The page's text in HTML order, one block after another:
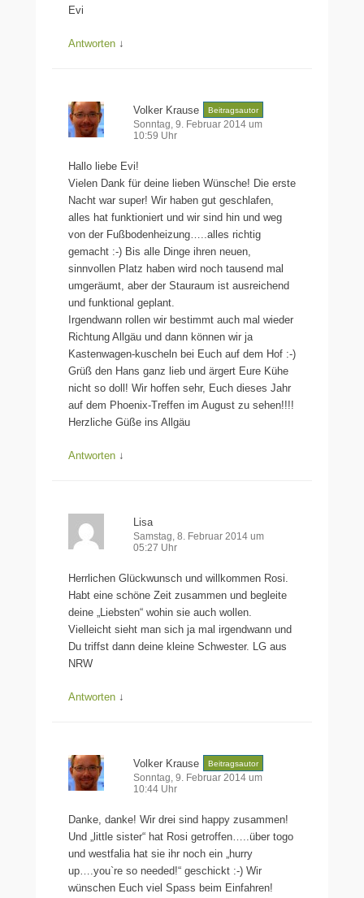
Evi
Antworten ↓
Volker Krause Beitragsautor
Sonntag, 9. Februar 2014 um
10:59 Uhr
Hallo liebe Evi!
Vielen Dank für deine lieben Wünsche! Die erste
Nacht war super! Wir haben gut geschlafen,
alles hat funktioniert und wir sind hin und weg
von der Fußbodenheizung…..alles richtig
gemacht :-) Bis alle Dinge ihren neuen,
sinnvollen Platz haben wird noch tausend mal
umgeräumt, aber der Stauraum ist ausreichend
und funktional geplant.
Irgendwann rollen wir bestimmt auch mal wieder
Richtung Allgäu und dann können wir ja
Kastenwagen-kuscheln bei Euch auf dem Hof :-)
Grüß den Hans ganz lieb und ärgert Eure Kühe
nicht so doll! Wir hoffen sehr, Euch dieses Jahr
auf dem Phoenix-Treffen im August zu sehen!!!!
Herzliche Güße ins Allgäu
Antworten ↓
Lisa
Samstag, 8. Februar 2014 um
05:27 Uhr
Herrlichen Glückwunsch und willkommen Rosi.
Habt eine schöne Zeit zusammen und begleite
deine „Liebsten“ wohin sie auch wollen.
Vielleicht sieht man sich ja mal irgendwann und
Du triffst dann deine kleine Schwester. LG aus
NRW
Antworten ↓
Volker Krause Beitragsautor
Sonntag, 9. Februar 2014 um
10:44 Uhr
Danke, danke! Wir drei sind happy zusammen!
Und „little sister“ hat Rosi getroffen…..über togo
und westfalia hat sie ihr noch ein „hurry
up….you`re so needed!“ geschickt :-) Wir
wünschen Euch viel Spass beim Einfahren!